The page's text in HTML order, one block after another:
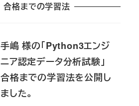
合格までの学習法
手嶋 様の「Python3エンジ
ニア認定データ分析試験」
合格までの学習法を公開し
ました。